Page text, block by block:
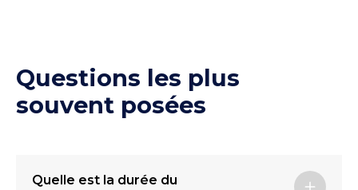
Questions les plus
souvent posées
Quelle est la durée du